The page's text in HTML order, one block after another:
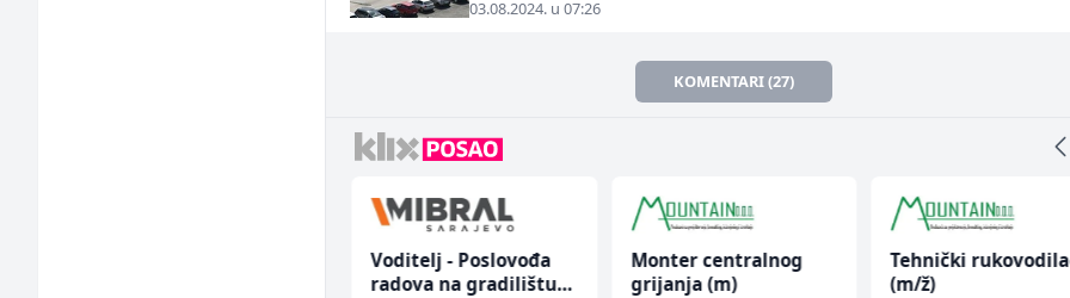
03.08.2024. u 07:26
KOMENTARI (27)
Voditelj - Poslovođa
radova na gradilištu
Monter centralnog
grijanja (m)
Tehnički
(m/ž)